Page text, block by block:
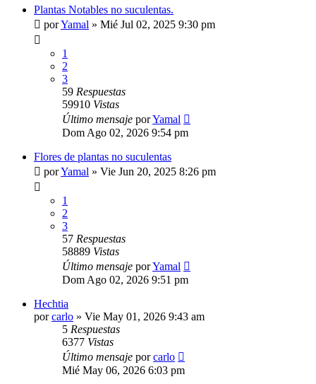
Plantas Notables no suculentas.
porYamal » Mié Jul 02, 2025 9:30 pm
1
2
3
59 Respuestas
59910 Vistas
Último mensaje porYamal
Dom Ago 02, 2026 9:54 pm
Flores de plantas no suculentas
porYamal » Vie Jun 20, 2025 8:26 pm
1
2
3
57 Respuestas
58889 Vistas
Último mensaje porYamal
Dom Ago 02, 2026 9:51 pm
Hechtia
porcarlo » Vie May 01, 2026 9:43 am
5 Respuestas
6377 Vistas
Último mensaje porcarlo
Mié May 06, 2026 6:03 pm